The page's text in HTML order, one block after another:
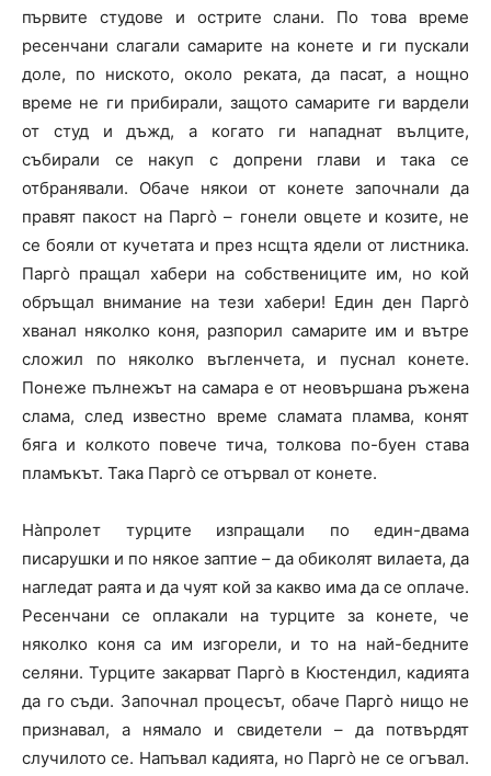
първите студове и острите слани. По това време
ресенчани слагали самарите на конете и ги пускали
доле, по ниското, около реката, да пасат, а нощно
време не ги прибирали, защото самарите ги вардели
от студ и дъжд, а когато ги нападнат вълците,
събирали се накуп с допрени глави и така се
отбранявали. Обаче някои от конете започнали да
правят пакост на Парго̀ – гонели овцете и козите, не
се бояли от кучетата и през нсщта ядели от листника.
Парго̀ пращал хабери на собствениците им, но кой
обръщал внимание на тези хабери! Един ден Парго̀
хванал няколко коня, разпорил самарите им и вътре
сложил по няколко въгленчета, и пуснал конете.
Понеже пълнежът на самара е от неовършана ръжена
слама, след известно време сламата пламва, конят
бяга и колкото повече тича, толкова по-буен става
пламъкът. Така Парго̀ се отървал от конете.
На̀пролет турците изпращали по един-двама
писарушки и по някое заптие – да обиколят вилаета, да
нагледат раята и да чуят кой за какво има да се оплаче.
Ресенчани се оплакали на турците за конете, че
няколко коня са им изгорели, и то на най-бедните
селяни. Турците закарват Парго̀ в Кюстендил, кадията
да го съди. Започнал процесът, обаче Парго̀ нищо не
признавал, а нямало и свидетели – да потвърдят
случилото се. Напъвал кадията, но Парго̀ не се огъвал.